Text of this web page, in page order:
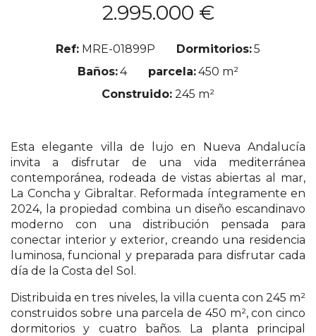
2.995.000 €
Ref: MRE-01899P Dormitorios:5
Baños:4 parcela:450 m²
Construido: 245 m²
Esta elegante villa de lujo en Nueva Andalucía
invita a disfrutar de una vida mediterránea
contemporánea, rodeada de vistas abiertas al mar,
La Concha y Gibraltar. Reformada íntegramente en
2024, la propiedad combina un diseño escandinavo
moderno con una distribución pensada para
conectar interior y exterior, creando una residencia
luminosa, funcional y preparada para disfrutar cada
día de la Costa del Sol.
Distribuida en tres niveles, la villa cuenta con 245 m²
construidos sobre una parcela de 450 m², con cinco
dormitorios y cuatro baños. La planta principal